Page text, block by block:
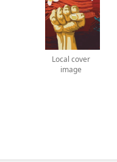
Local cover
image